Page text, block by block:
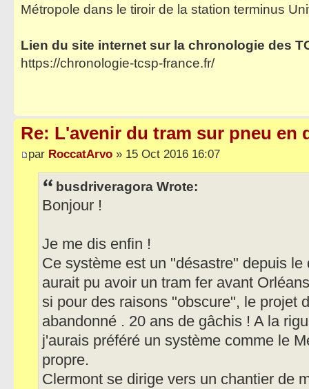
Métropole dans le tiroir de la station terminus
Lien du site internet sur la chronologie des
https://chronologie-tcsp-france.fr/
Re: L'avenir du tram sur pneu en
par RoccatArvo » 15 Oct 2016 16:07
busdriveragora Wrote:
Bonjour !
Je me dis enfin !
Ce système est un "désastre" depuis
aurait pu avoir un tram fer avant
si pour des raisons "obscure", le projet
abandonné . 20 ans de gâchis ! A la
j'aurais préféré un système comme le
propre.
Clermont se dirige vers un chantier de